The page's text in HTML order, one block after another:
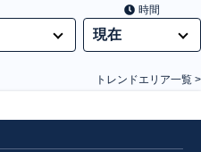
時間
トレンドエリア一覧 >